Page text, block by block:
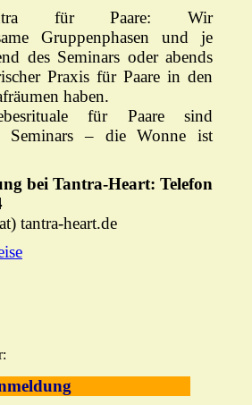
für Paare: Wir
Gruppenphasen und je
des Seminars oder abends
Praxis für Paare in den
haben.
für Paare sind
Seminars – die Wonne ist
bei Tantra-Heart: Telefon
tantra-heart.de